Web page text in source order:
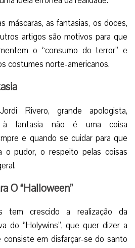
de uma caveira ou bruxa.
para a difusão do Halloween com
quais a violência gráfica e os
um estado mórbido de
por adultos e crianças, criando
ideia errônea da realidade.
máscaras, as fantasias, os doces,
artigos são motivos para que
costumes norte-americanos.
Rivero, grande apologista,